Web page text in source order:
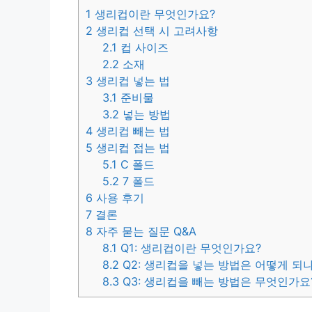
1 생리컵이란 무엇인가요?
2 생리컵 선택 시 고려사항
2.1 컵 사이즈
2.2 소재
3 생리컵 넣는 법
3.1 준비물
3.2 넣는 방법
4 생리컵 빼는 법
5 생리컵 접는 법
5.1 C 폴드
5.2 7 폴드
6 사용 후기
7 결론
8 자주 묻는 질문 Q&A
8.1 Q1: 생리컵이란 무엇인가요?
8.2 Q2: 생리컵을 넣는 방법은 어떻게 되
8.3 Q3: 생리컵을 빼는 방법은 무엇인가